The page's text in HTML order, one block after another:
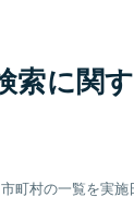
索に関
町村の一覧を実